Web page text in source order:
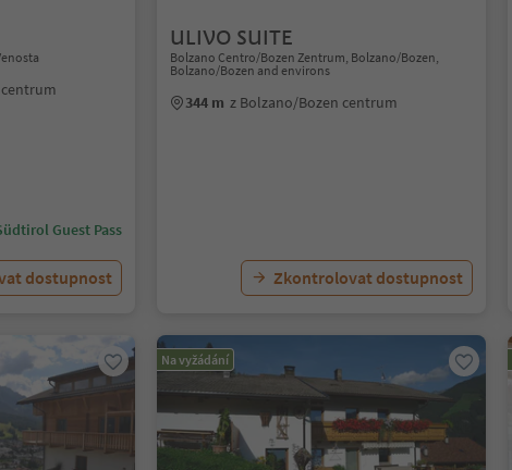
Guest Pass
dostupnost
ULIVO SUITE
Bolzano Centro/Bozen Zentrum, Bolzano/Bozen,
Bolzano/Bozen and environs
344 m z Bolzano/Bozen centrum
Zkontrolovat dostupnost
Na vyžádání